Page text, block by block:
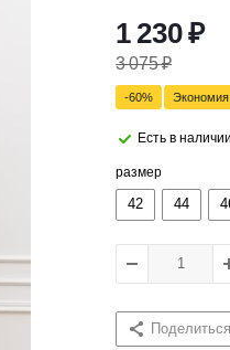
1 230₽
3 075₽
-60% Экономия
Есть в наличии
размер
42 44
Поделиться